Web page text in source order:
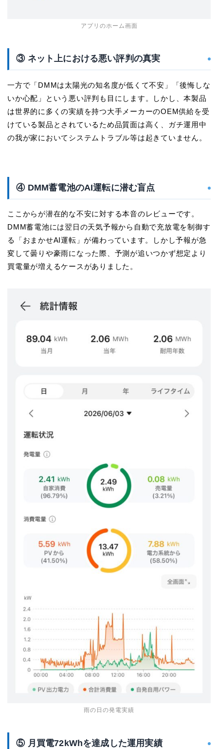
アプリのホーム画面
③ ネット上における悪い評判の真実
一方で「DMMは太陽光の知名度が低くて不安」「後悔しな
いか心配」という悪い評判も目にします。しかし、本製品
は世界的に多くの実績を持つ大手メーカーのOEM供給を受
けている製品とされているため品質面は高く、ガチ運用中
の我が家においてシステムトラブル等は起きていません。
④ DMM蓄電池のAI運転に潜む盲点
ここからが潜在的な不安に対する本音のレビューです。
DMM蓄電池には翌日の天気予報から自動で充放電を制御す
る「おまかせAI運転」が備わっています。しかし予報が急
変して曇りや豪雨になった際、 予測が追いつかず想定より
買電量が増えるケース がありました。
雨の日の発電実績
⑤ 月買電72kWhを達成した運用実績